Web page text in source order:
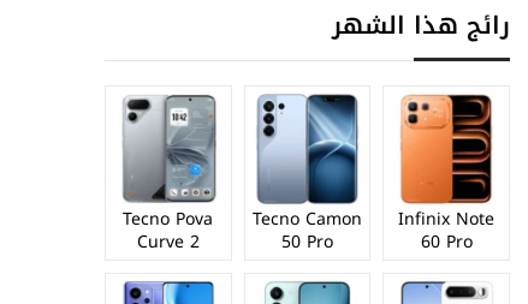
رائج هذا الشهر
Infinix Note
60 Pro
Tecno Camon
50 Pro
Tecno Pova
Curve 2